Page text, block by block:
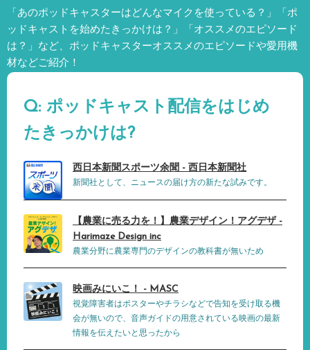
「あのポッドキャスターはどんなマイクを使っている？」「ポ
ッドキャストを始めたきっかけは？」「オススメのエピソード
は？」など、 ポッドキャスターオススメのエピソードや愛用機
材などご紹介！
Q: ポッドキャスト配信をはじめ
たきっかけは?
西日本新聞スポーツ余聞 - 西日本新聞社
新聞社として、ニュースの届け方の新たな試みです。
【農業に売る力を！】農業デザイン！アグデザ -
Harimaze Design inc
農業分野に農業専門のデザインの教科書が無いため
映画みにいこ！ - MASC
視覚障害者はポスターやチラシなどで告知を受け取る機
会が無いので、音声ガイドの用意されている映画の最新
情報を伝えたいと思ったから